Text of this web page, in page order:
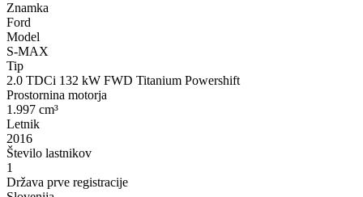
Znamka
Ford
Model
S-MAX
Tip
2.0 TDCi 132 kW FWD Titanium Powershift
Prostornina motorja
1.997 cm³
Letnik
2016
Število lastnikov
1
Država prve registracije